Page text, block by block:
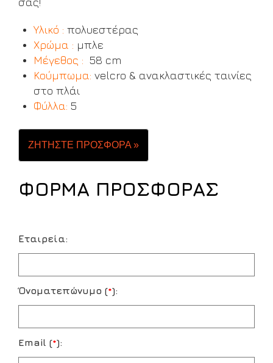
Υλικό : πολυεστέρας
Χρώμα : μπλε
Μέγεθος : 58 cm
Κούμπωμα: velcro & ανακλαστικές ταινίες
στο πλάι
Φύλλα: 5
ΖΗΤΗΣΤΕ ΠΡΟΣΦΟΡΑ »
ΦΟΡΜΑ ΠΡΟΣΦΟΡΑΣ
Εταιρεία:
Όνοματεπώνυμο (*):
Email (*):